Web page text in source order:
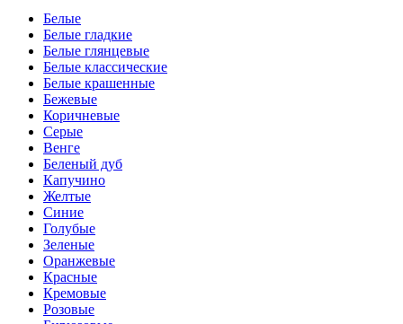
Белые
Белые гладкие
Белые глянцевые
Белые классические
Белые крашенные
Бежевые
Коричневые
Серые
Венге
Беленый дуб
Капучино
Желтые
Синие
Голубые
Зеленые
Оранжевые
Красные
Кремовые
Розовые